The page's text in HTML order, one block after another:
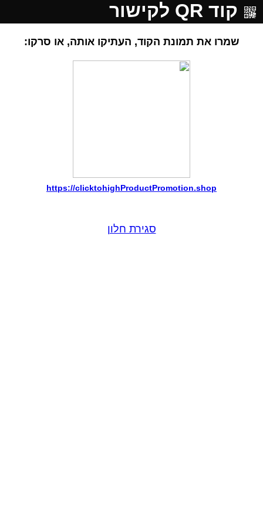
קוד QR לקישור
שמרו את תמונת הקוד, העתיקו אותה, או סרקו:
https://clicktohighProductPromotion.shop
סגירת חלון